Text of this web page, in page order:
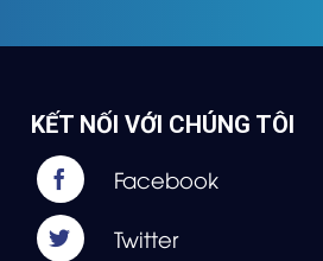
KẾT NỐI VỚI CHÚNG TÔI